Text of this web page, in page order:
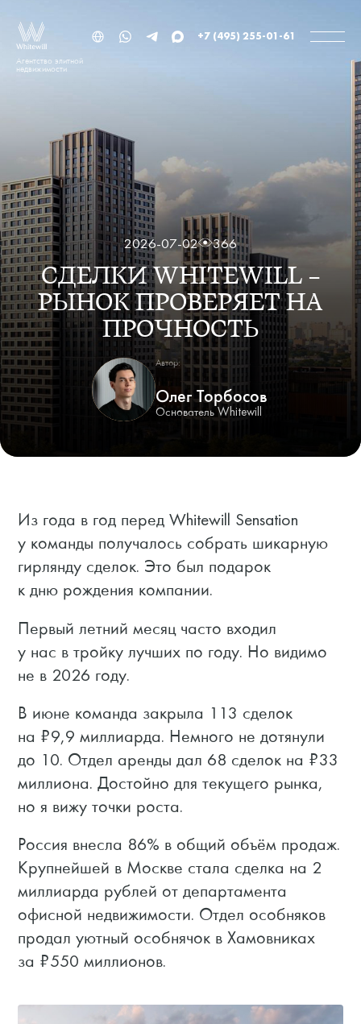
Агентство элитной
недвижимости
+7 (495) 255-01-61
2026-07-02 366
СДЕЛКИ WHITEWILL —
РЫНОК ПРОВЕРЯЕТ НА
ПРОЧНОСТЬ
Автор:
Олег Торбосов
Основатель Whitewill
Из года в год перед Whitewill Sensation
у команды получалось собрать шикарную
гирлянду сделок. Это был подарок
к дню рождения компании.
Первый летний месяц часто входил
у нас в тройку лучших по году. Но видимо
не в 2026 году.
В июне команда закрыла 113 сделок
на ₽9,9 миллиарда. Немного не дотянули
до 10. Отдел аренды дал 68 сделок на ₽33
миллиона. Достойно для текущего рынка,
но я вижу точки роста.
Россия внесла 86% в общий объём продаж.
Крупнейшей в Москве стала сделка на 2
миллиарда рублей от департамента
офисной недвижимости. Отдел особняков
продал уютный особнячок в Хамовниках
за ₽550 миллионов.